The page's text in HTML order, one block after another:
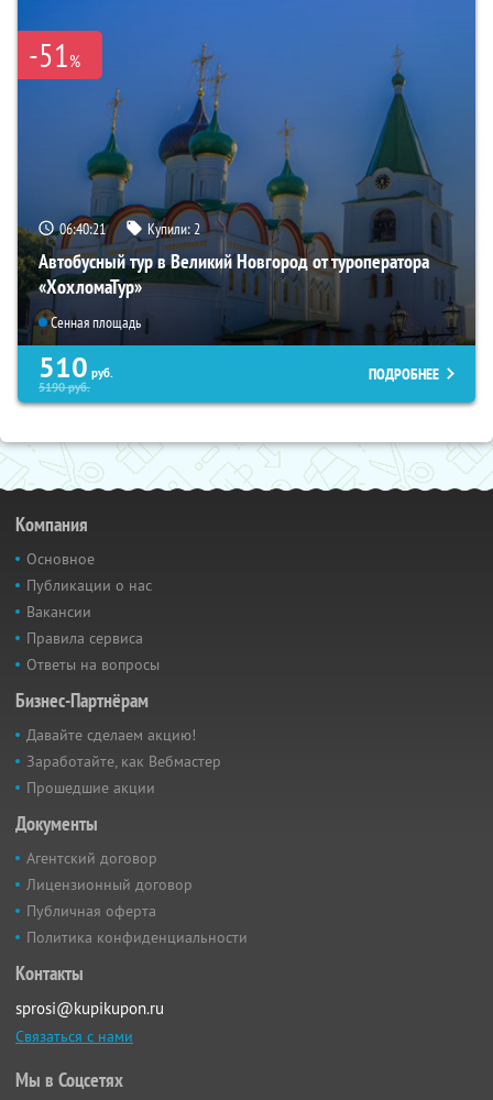
-51%
06:40:20 Купили:2
Автобусный тур в Великий Новгород от туроператора
«ХохломаТур»
Сенная площадь
510 руб.
5190руб.
ПОДРОБНЕЕ
Компания
Основное
Публикации о нас
Вакансии
Правила сервиса
Ответы на вопросы
Бизнес-Партнёрам
Давайте сделаем акцию!
Заработайте, как Вебмастер
Прошедшие акции
Документы
Агентский договор
Лицензионный договор
Публичная оферта
Политика конфиденциальности
Контакты
sprosi@kupikupon.ru
Связаться с нами
Мы в Соцсетях